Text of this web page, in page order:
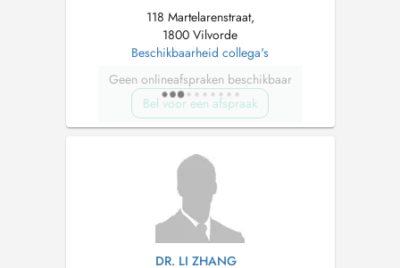
118 Martelarenstraat,
1800 Vilvorde
Beschikbaarheid collega's
Geen onlineafspraken beschikbaar
Bel voor een afspraak
DR. LI ZHANG